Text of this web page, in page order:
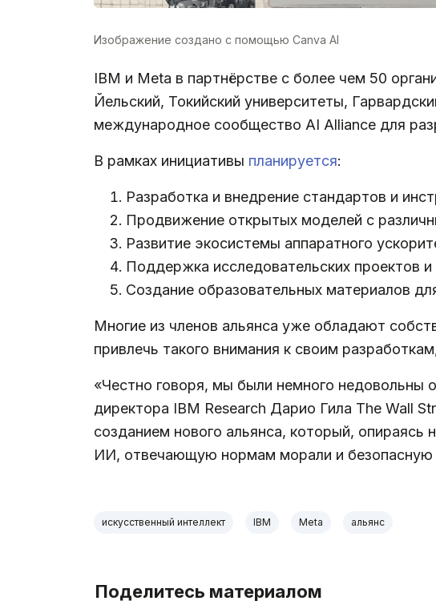
Изображение создано с помощью Canva AI
IBM и Meta в партнёрстве с более чем 50
Йельский, Токийский университеты,
международное сообщество AI Alliance для
В рамках инициативы планируется:
Разработка и внедрение стандартов и
Продвижение открытых моделей с
Развитие экосистемы аппаратного
Поддержка исследовательских проектов
Создание образовательных материалов
Многие из членов альянса уже обладают
привлечь такого внимания к своим
«Честно говоря, мы были немного
директора IBM Research Дарио Гила The Wall
созданием нового альянса, который,
ИИ, отвечающую нормам морали и безопасную
искусственный интеллект IBM Meta альянс
Поделитесь материалом